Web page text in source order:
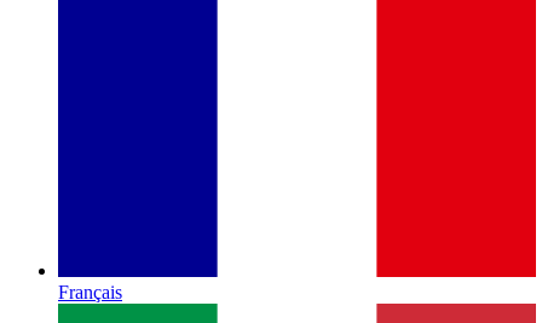
Français